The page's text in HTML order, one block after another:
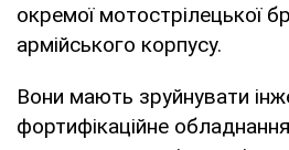
окремої мотострілецької
армійського корпусу.
Вони мають зруйнувати
фортифікаційне